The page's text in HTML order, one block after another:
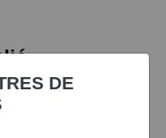
de mot de passe
courriel
DE